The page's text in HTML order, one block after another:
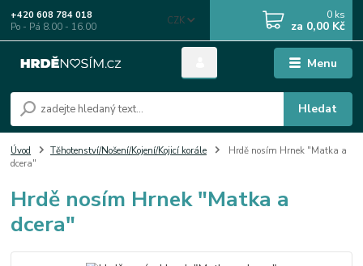
Menu
CZK
Hledat
+420 608 784 018
Po - Pá 8.00 - 16.00
0 ks
za 0,00 Kč
Úvod Těhotenství/Nošení/Kojení/Kojicí korále
Hrdě nosím Hrnek "Matka a
dcera"
Hrdě nosím Hrnek "Matka a
dcera"